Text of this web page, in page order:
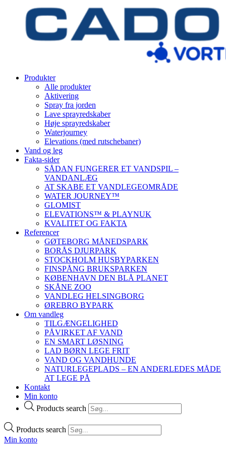
Produkter
Alle produkter
Aktivering
Spray fra jorden
Lave sprayredskaber
Høje sprayredskaber
Waterjourney
Elevations (med rutschebaner)
Vand og leg
Fakta-sider
SÅDAN FUNGERER ET VANDSPIL –
VANDANLÆG
AT SKABE ET VANDLEGEOMRÅDE
WATER JOURNEY™
GLOMIST
ELEVATIONS™ & PLAYNUK
KVALITET OG FAKTA
Referencer
GØTEBORG MÅNEDSPARK
BORÅS DJURPARK
STOCKHOLM HUSBYPARKEN
FINSPÅNG BRUKSPARKEN
KØBENHAVN DEN BLÅ PLANET
SKÅNE ZOO
VANDLEG HELSINGBORG
ØREBRO BYPARK
Om vandleg
TILGÆNGELIGHED
PÅVIRKET AF VAND
EN SMART LØSNING
LAD BØRN LEGE FRIT
VAND OG VANDHUNDE
NATURLEGEPLADS – EN ANDERLEDES MÅDE
AT LEGE PÅ
Kontakt
Min konto
Products search
Products search
Min konto